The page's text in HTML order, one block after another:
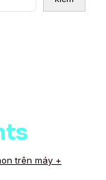
trên máy +